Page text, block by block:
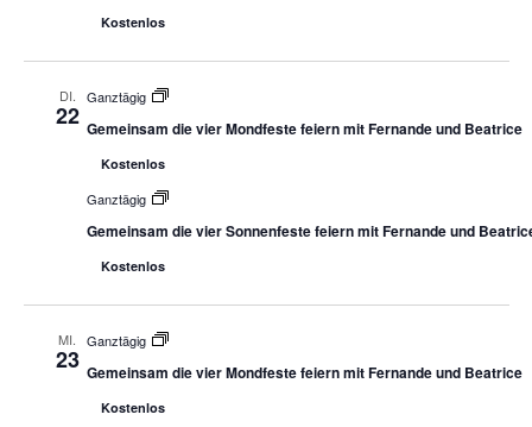
Kostenlos
DI.
22
Ganztägig
Gemeinsam die vier Mondfeste feiern mit Fernande und Beatrice
Kostenlos
Ganztägig
Gemeinsam die vier Sonnenfeste feiern mit Fernande und
Kostenlos
MI.
23
Ganztägig
Gemeinsam die vier Mondfeste feiern mit Fernande und Beatrice
Kostenlos